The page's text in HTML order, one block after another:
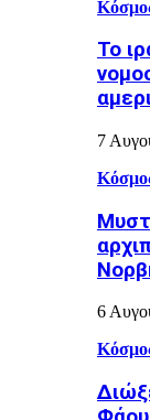
Το
7
6